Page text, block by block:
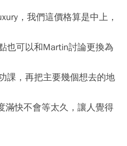
，我們這價格算是中上，
也可以和Martin討論更換為
課，再把主要幾個想去的地
滿快不會等太久，讓人覺得